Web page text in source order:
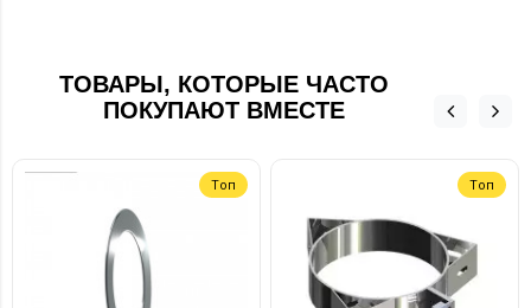
ТОВАРЫ, КОТОРЫЕ ЧАСТО
ПОКУПАЮТ ВМЕСТЕ
Топ Топ